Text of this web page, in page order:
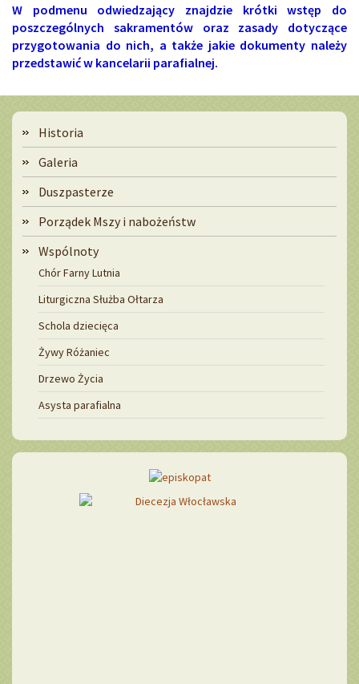
W podmenu odwiedzający znajdzie krótki wstęp do
poszczególnych sakramentów oraz zasady dotyczące
przygotowania do nich, a także jakie dokumenty należy
przedstawić w kancelarii parafialnej.
MenuHistoria
Galeria
Duszpasterze
Porządek Mszy i nabożeństw
Wspólnoty
Chór Farny Lutnia
Liturgiczna Służba Ołtarza
Schola dziecięca
Żywy Różaniec
Drzewo Życia
Asysta parafialna